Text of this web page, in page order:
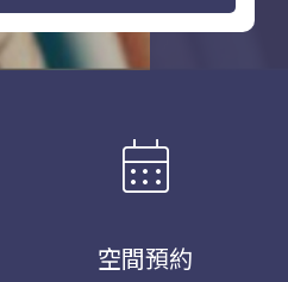
calendar_month
空間預約